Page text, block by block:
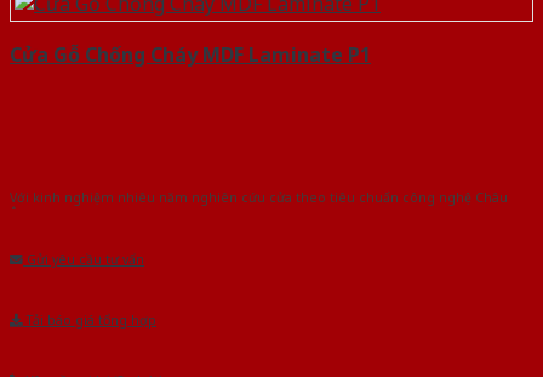
Cửa Gỗ Chống Cháy MDF Laminate P1
Với kinh nghiệm nhiêu năm nghiên cứu cửa theo tiêu chuẩn công nghệ Châu
Gửi yêu cầu tư vấn
Tải báo giá tổng hợp